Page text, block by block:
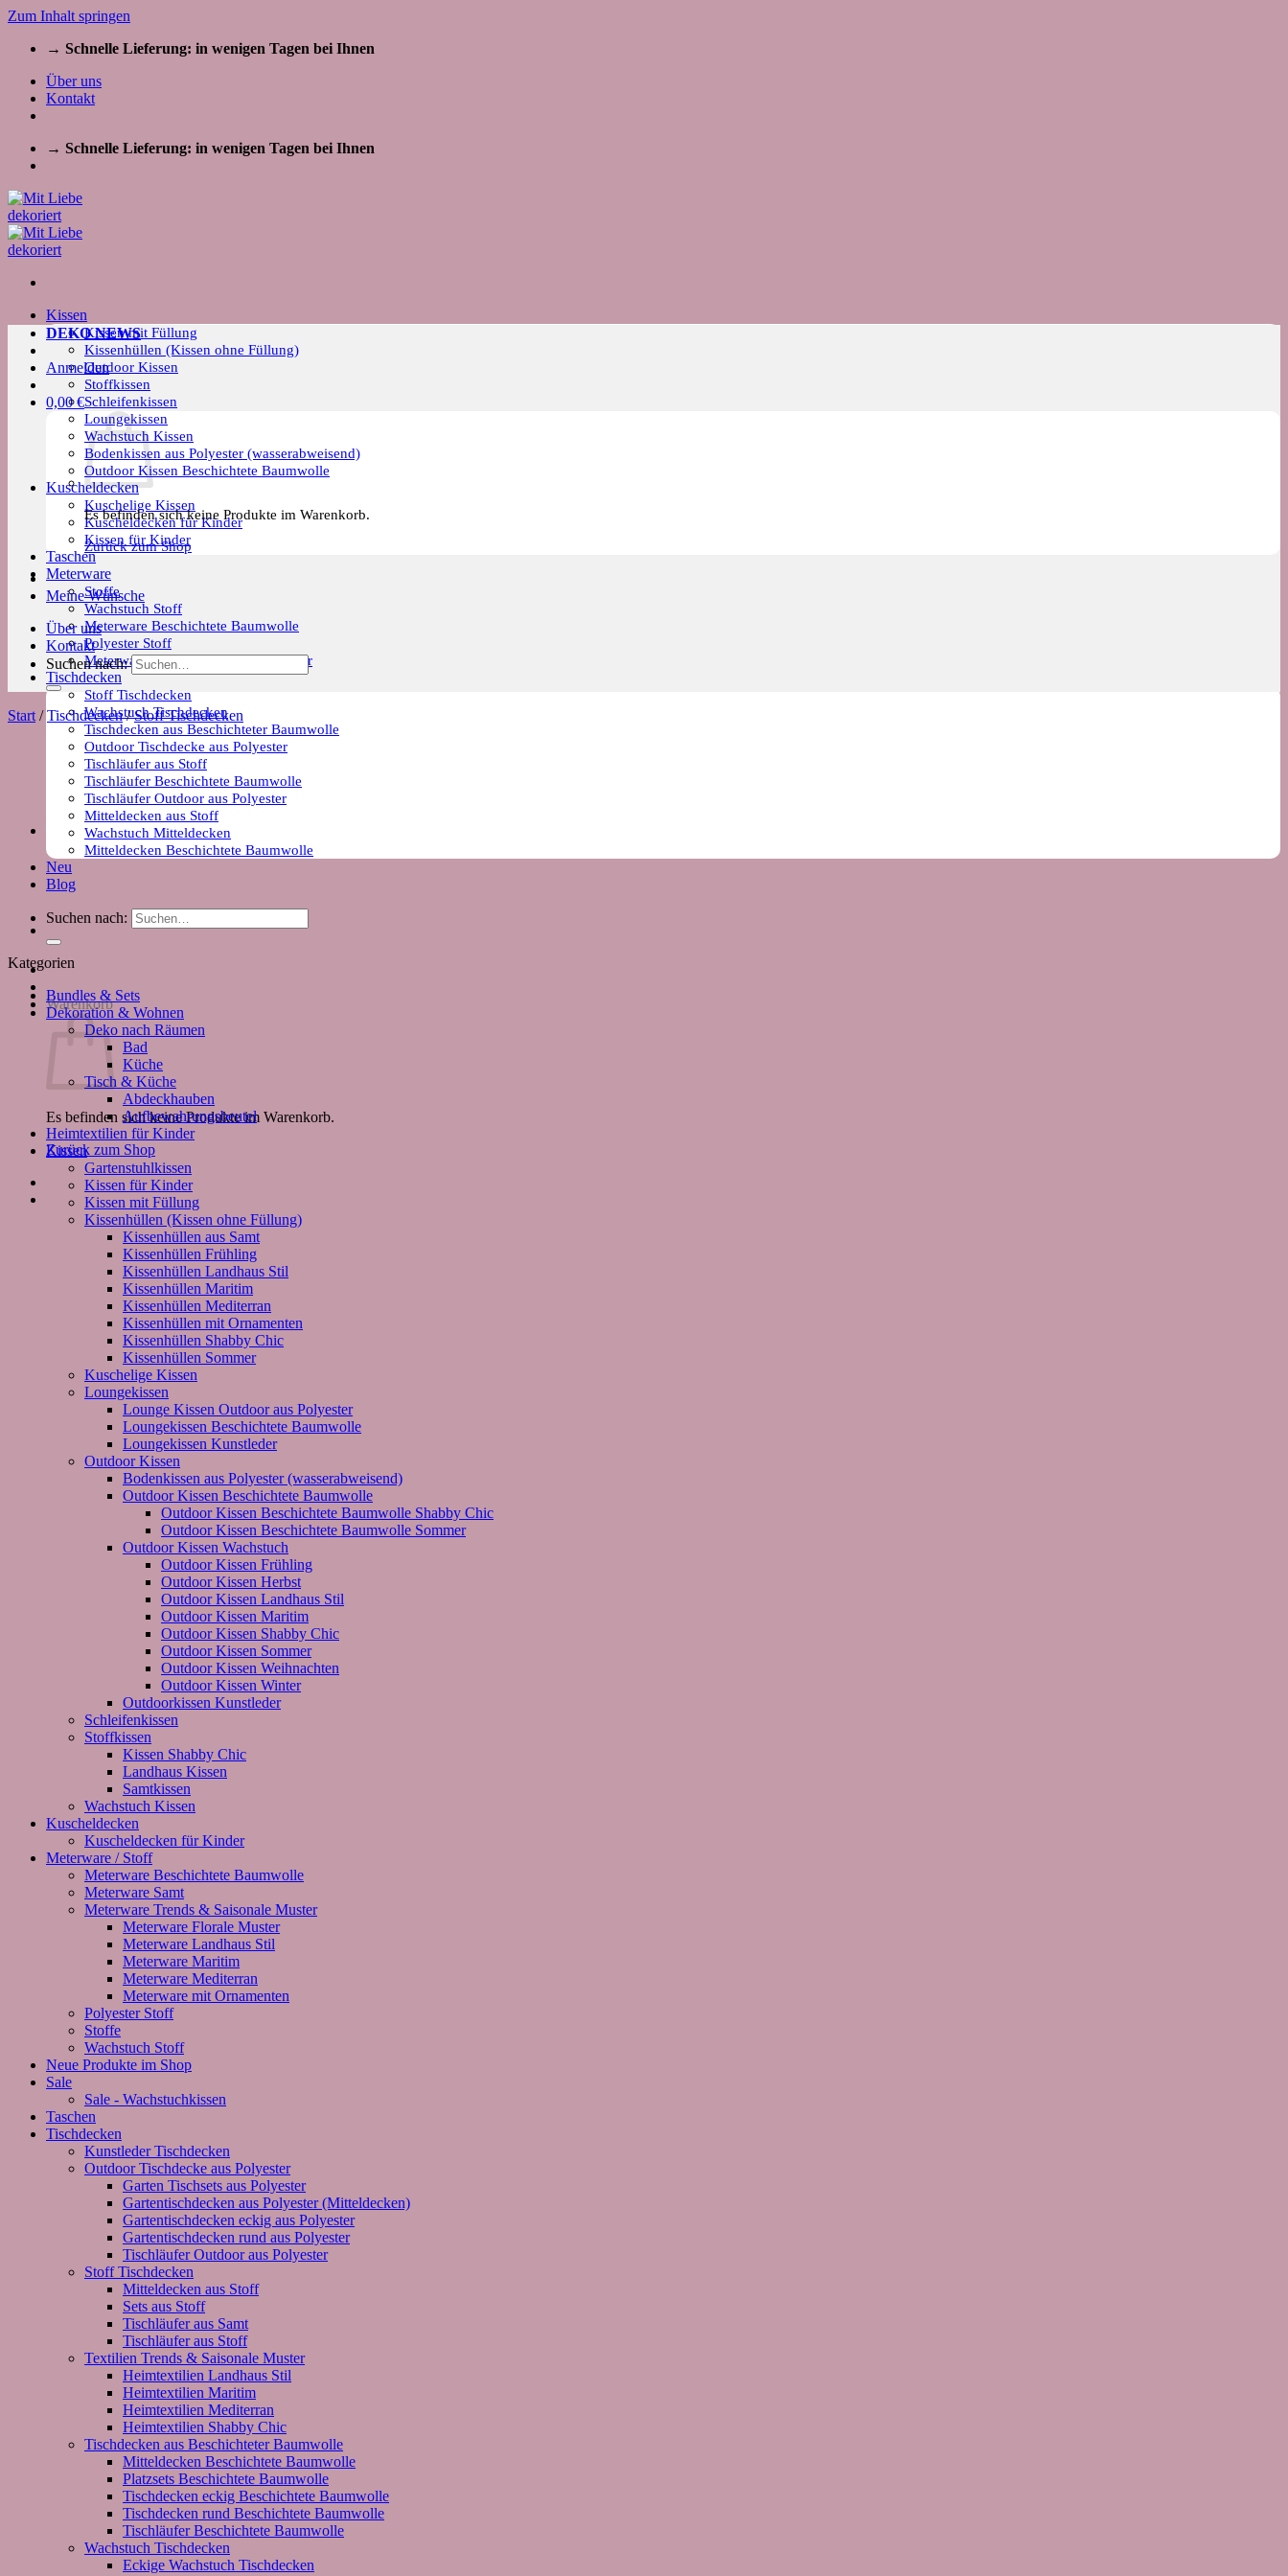
Zum Inhalt springen
→ Schnelle Lieferung: in wenigen Tagen bei Ihnen
Über uns
Kontakt
→ Schnelle Lieferung: in wenigen Tagen bei Ihnen
Kissen
Kissen mit Füllung
Kissenhüllen (Kissen ohne Füllung)
Outdoor Kissen
Stoffkissen
Schleifenkissen
Loungekissen
Wachstuch Kissen
Bodenkissen aus Polyester (wasserabweisend)
Outdoor Kissen Beschichtete Baumwolle
Kuscheldecken
Kuschelige Kissen
Kuscheldecken für Kinder
Kissen für Kinder
Taschen
Meterware
Stoffe
Wachstuch Stoff
Meterware Beschichtete Baumwolle
Polyester Stoff
Meterware Trends & Saisonale Muster
Tischdecken
Stoff Tischdecken
Wachstuch Tischdecken
Tischdecken aus Beschichteter Baumwolle
Outdoor Tischdecke aus Polyester
Tischläufer aus Stoff
Tischläufer Beschichtete Baumwolle
Tischläufer Outdoor aus Polyester
Mitteldecken aus Stoff
Wachstuch Mitteldecken
Mitteldecken Beschichtete Baumwolle
Neu
Blog
Suchen nach:
Warenkorb
Es befinden sich keine Produkte im Warenkorb.
Zurück zum Shop
DEKO NEWS
Anmelden
0,00€
Es befinden sich keine Produkte im Warenkorb.
Zurück zum Shop
Meine Wünsche
Über uns
Kontakt
Suchen nach:
Start / Tischdecken / Stoff Tischdecken
Kategorien
Bundles & Sets
Dekoration & Wohnen
Deko nach Räumen
Bad
Küche
Tisch & Küche
Abdeckhauben
Aufbewahrungsbeutel
Heimtextilien für Kinder
Kissen
Gartenstuhlkissen
Kissen für Kinder
Kissen mit Füllung
Kissenhüllen (Kissen ohne Füllung)
Kissenhüllen aus Samt
Kissenhüllen Frühling
Kissenhüllen Landhaus Stil
Kissenhüllen Maritim
Kissenhüllen Mediterran
Kissenhüllen mit Ornamenten
Kissenhüllen Shabby Chic
Kissenhüllen Sommer
Kuschelige Kissen
Loungekissen
Lounge Kissen Outdoor aus Polyester
Loungekissen Beschichtete Baumwolle
Loungekissen Kunstleder
Outdoor Kissen
Bodenkissen aus Polyester (wasserabweisend)
Outdoor Kissen Beschichtete Baumwolle
Outdoor Kissen Beschichtete Baumwolle Shabby Chic
Outdoor Kissen Beschichtete Baumwolle Sommer
Outdoor Kissen Wachstuch
Outdoor Kissen Frühling
Outdoor Kissen Herbst
Outdoor Kissen Landhaus Stil
Outdoor Kissen Maritim
Outdoor Kissen Shabby Chic
Outdoor Kissen Sommer
Outdoor Kissen Weihnachten
Outdoor Kissen Winter
Outdoorkissen Kunstleder
Schleifenkissen
Stoffkissen
Kissen Shabby Chic
Landhaus Kissen
Samtkissen
Wachstuch Kissen
Kuscheldecken
Kuscheldecken für Kinder
Meterware / Stoff
Meterware Beschichtete Baumwolle
Meterware Samt
Meterware Trends & Saisonale Muster
Meterware Florale Muster
Meterware Landhaus Stil
Meterware Maritim
Meterware Mediterran
Meterware mit Ornamenten
Polyester Stoff
Stoffe
Wachstuch Stoff
Neue Produkte im Shop
Sale
Sale - Wachstuchkissen
Taschen
Tischdecken
Kunstleder Tischdecken
Outdoor Tischdecke aus Polyester
Garten Tischsets aus Polyester
Gartentischdecken aus Polyester (Mitteldecken)
Gartentischdecken eckig aus Polyester
Gartentischdecken rund aus Polyester
Tischläufer Outdoor aus Polyester
Stoff Tischdecken
Mitteldecken aus Stoff
Sets aus Stoff
Tischläufer aus Samt
Tischläufer aus Stoff
Textilien Trends & Saisonale Muster
Heimtextilien Landhaus Stil
Heimtextilien Maritim
Heimtextilien Mediterran
Heimtextilien Shabby Chic
Tischdecken aus Beschichteter Baumwolle
Mitteldecken Beschichtete Baumwolle
Platzsets Beschichtete Baumwolle
Tischdecken eckig Beschichtete Baumwolle
Tischdecken rund Beschichtete Baumwolle
Tischläufer Beschichtete Baumwolle
Wachstuch Tischdecken
Eckige Wachstuch Tischdecken